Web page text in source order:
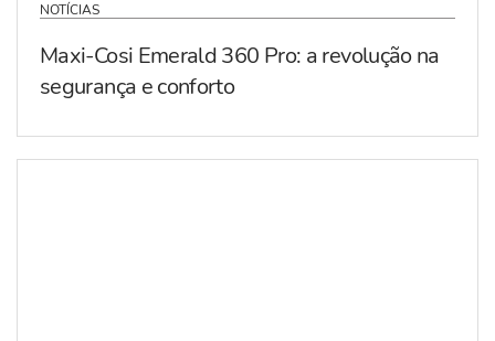
NOTÍCIAS
Maxi-Cosi Emerald 360 Pro: a revolução na
segurança e conforto